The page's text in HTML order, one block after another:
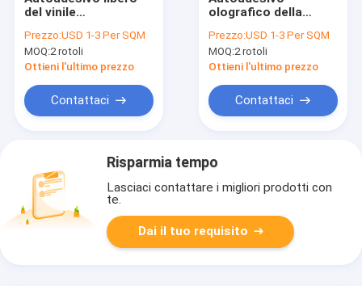
del vinile
100mic della bolla di
aria, autoadesivi
della porta di
doppio 140g
Prezzo:USD 1-3 Per SQM
MOQ:2 rotoli
Ottieni l'ultimo prezzo
Contattaci
olografico della
dell'automobile,
rotolo iridescente
del vinile di colore del
Prezzo:USD 1-3 Per SQM
MOQ:2 rotoli
Ottieni l'ultimo prezzo
Contattaci
Risparmia tempo
Lasciaci contattare i migliori prodotti con
te.
Dai il tuo requisito